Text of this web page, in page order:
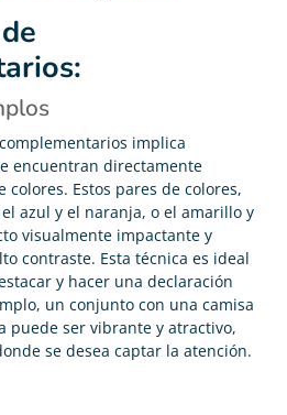
implica
encuentran directamente
colores. Estos pares de colores,
azul y el naranja, o el amarillo y
visualmente impactante y
contraste. Esta técnica es ideal
y hacer una declaración
un conjunto con una camisa
puede ser vibrante y atractivo,
se desea captar la atención.